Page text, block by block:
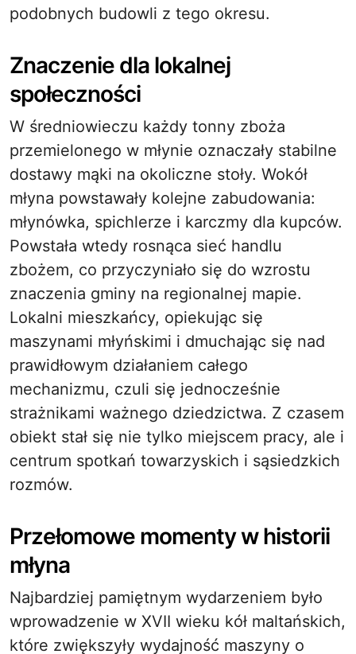
podobnych budowli z tego okresu.
Znaczenie dla lokalnej
społeczności
W średniowieczu każdy tonny zboża
przemielonego w młynie oznaczały stabilne
dostawy mąki na okoliczne stoły. Wokół
młyna powstawały kolejne zabudowania:
młynówka, spichlerze i karczmy dla kupców.
Powstała wtedy rosnąca sieć handlu
zbożem, co przyczyniało się do wzrostu
znaczenia gminy na regionalnej mapie.
Lokalni mieszkańcy, opiekując się
maszynami młyńskimi i dmuchając się nad
prawidłowym działaniem całego
mechanizmu, czuli się jednocześnie
strażnikami ważnego dziedzictwa. Z czasem
obiekt stał się nie tylko miejscem pracy, ale i
centrum spotkań towarzyskich i sąsiedzkich
rozmów.
Przełomowe momenty w historii
młyna
Najbardziej pamiętnym wydarzeniem było
wprowadzenie w XVII wieku kół maltańskich,
które zwiększyły wydajność maszyny o